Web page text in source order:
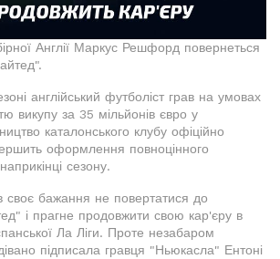
Англії Маркус Решфорд повернеться
англійський футболіст грав на умовах
викупу за 35 мільйонів євро у
каталонського клубу офіційно
оформлення повноцінного
сезону.
своє бажання не повертатися до
і прагне продовжити свою кар'єру в
Ла Ліги. Проте незабаром
підписала гравця "Ньюкасла" Ентоні